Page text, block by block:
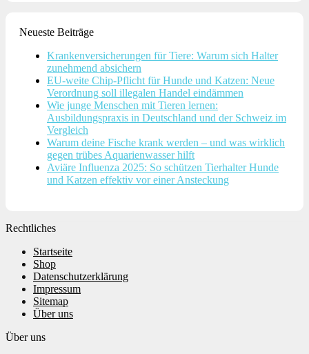
Neueste Beiträge
Krankenversicherungen für Tiere: Warum sich Halter
zunehmend absichern
EU-weite Chip-Pflicht für Hunde und Katzen: Neue
Verordnung soll illegalen Handel eindämmen
Wie junge Menschen mit Tieren lernen:
Ausbildungspraxis in Deutschland und der Schweiz im
Vergleich
Warum deine Fische krank werden – und was wirklich
gegen trübes Aquarienwasser hilft
Aviäre Influenza 2025: So schützen Tierhalter Hunde
und Katzen effektiv vor einer Ansteckung
Rechtliches
Startseite
Shop
Datenschutzerklärung
Impressum
Sitemap
Über uns
Über uns